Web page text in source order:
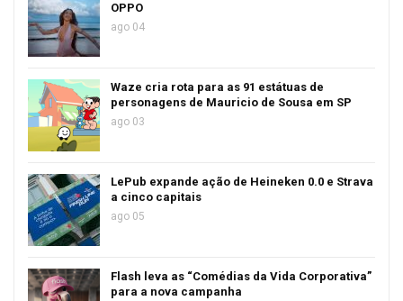
OPPO
ago 04
Waze cria rota para as 91 estátuas de
personagens de Mauricio de Sousa em SP
ago 03
LePub expande ação de Heineken 0.0 e Strava
a cinco capitais
ago 05
Flash leva as “Comédias da Vida Corporativa”
para a nova campanha